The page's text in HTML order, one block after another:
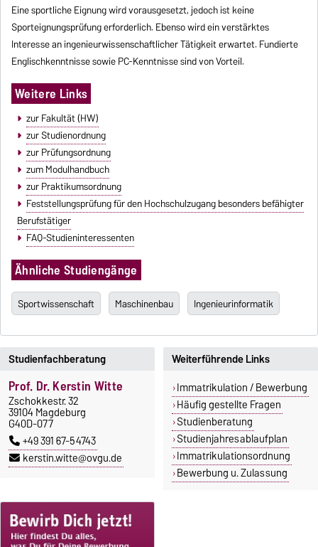
Eine sportliche Eignung wird vorausgesetzt, jedoch ist keine
Sporteignungsprüfung erforderlich. Ebenso wird ein verstärktes
Interesse an ingenieurwissenschaftlicher Tätigkeit erwartet. Fundierte
Englischkenntnisse sowie PC-Kenntnisse sind von Vorteil.
Weitere Links
zur Fakultät (HW)
zur Studienordnung
zur Prüfungsordnung
zum Modulhandbuch
zur Praktikumsordnung
Feststellungsprüfung für den Hochschulzugang besonders befähigter
Berufstätiger
FAQ-Studieninteressenten
Ähnliche Studiengänge
Sportwissenschaft Maschinenbau Ingenieurinformatik
Weiterführende Links
Immatrikulation / Bewerbung
Häufig gestellte Fragen
Studienberatung
Studienjahresablaufplan
Immatrikulationsordnung
Bewerbung u. Zulassung
Studienfachberatung
Prof. Dr. Kerstin Witte
Zschokkestr. 32
39104 Magdeburg
G40D-077
+49 391 67-54743
kerstin.witte@ovgu.de